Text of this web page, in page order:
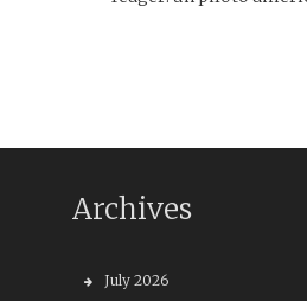
Archives
July 2026